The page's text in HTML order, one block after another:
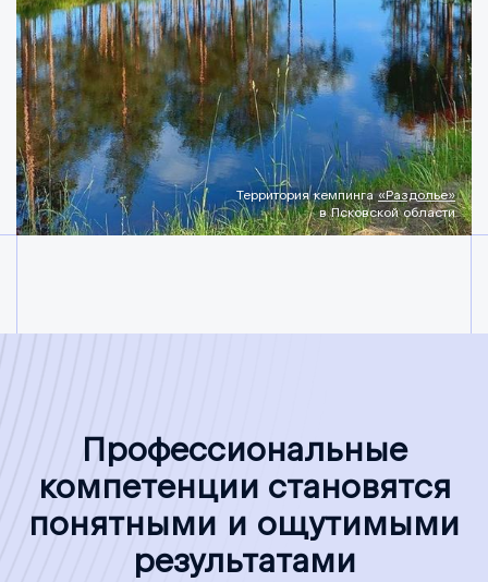
Территория кемпинга«Раздолье»
в Псковской области
Профессиональные
компетенции становятся
понятными и ощутимыми
результатами